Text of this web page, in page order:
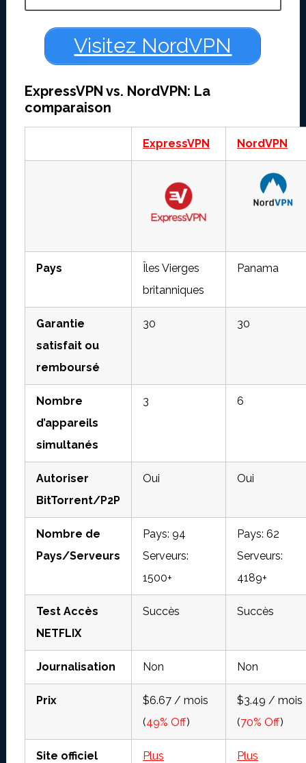
Visitez NordVPN
ExpressVPN vs. NordVPN: La
comparaison
ExpressVPN NordVPN
Pays
Îles Vierges
britanniques
Panama
Garantie
satisfait ou
remboursé
30 30
Nombre
d’appareils
simultanés
3 6
Autoriser
BitTorrent/P2P
Oui Oui
Nombre de
Pays/Serveurs
Pays: 94
Serveurs:
1500+
Pays: 62
Serveurs:
4189+
Test Accès
NETFLIX
Succès Succès
Journalisation Non Non
Prix
$6.67 / mois
(49% Off)
$3.49 / mois
(70% Off)
Site officiel
Plus
Plus